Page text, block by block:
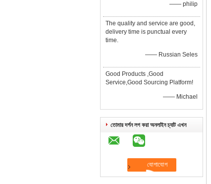
—— philip
The quality and service are good,
delivery time is punctual every
time.
—— Russian Seles
Good Products ,Good
Service,Good Sourcing Platform!
—— Michael
তোমার দর্শন লগ করা অনলাইন চ্যাট এখন